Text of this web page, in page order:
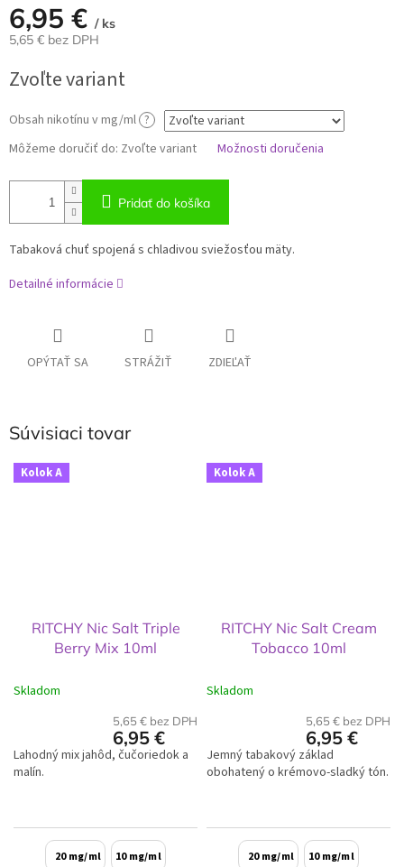
6,95 € / ks
5,65 € bez DPH
cena:
Zvoľte variant
Obsah nikotínu v mg/ml ?
Môžeme doručiť do: Zvoľte variant Možnosti doručenia
Pridať do košíka
Tabaková chuť spojená s chladivou sviežosťou mäty.
Detailné informácie
OPÝTAŤ SA STRÁŽIŤ ZDIEĽAŤ
Súvisiaci tovar
Kolok A
RITCHY Nic Salt Triple
Berry Mix 10ml
Skladom
5,65 € bez DPH
6,95 €
Lahodný mix jahôd, čučoriedok a
malín.
20 mg/ml 10 mg/ml
Kolok A
RITCHY Nic Salt Cream
Tobacco 10ml
Skladom
5,65 € bez DPH
6,95 €
Jemný tabakový základ
obohatený o krémovo-sladký tón.
20 mg/ml 10 mg/ml